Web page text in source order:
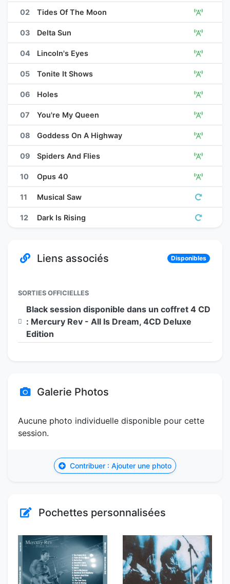
02 Tides Of The Moon
03 Delta Sun
04 Lincoln's Eyes
05 Tonite It Shows
06 Holes
07 You're My Queen
08 Goddess On A Highway
09 Spiders And Flies
10 Opus 40
11 Musical Saw
12 Dark Is Rising
Liens associés Disponibles
SORTIES OFFICIELLES
Black session disponible dans un coffret 4 CD
: Mercury Rev - All Is Dream, 4CD Deluxe
Edition
Galerie Photos
Aucune photo individuelle disponible pour cette
session.
Contribuer : Ajouter une photo
Pochettes personnalisées